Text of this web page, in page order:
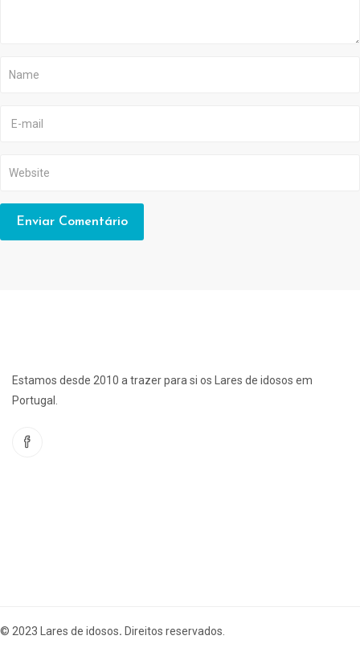
Estamos desde 2010 a trazer para si os Lares de idosos em
Portugal.
© 2023 Lares de idosos. Direitos reservados.